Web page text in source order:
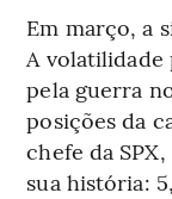
Em março, a
A volatilidade
pela guerra
posições da
chefe da
sua história: